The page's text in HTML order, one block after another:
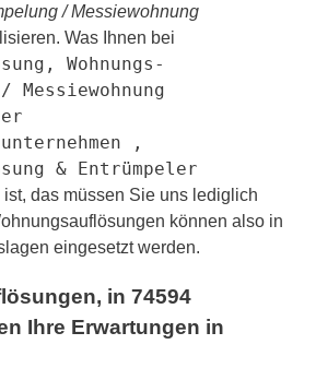
/ Messiewohnung
Was Ihnen bei
Wohnungs-
Messiewohnung
,
& Entrümpeler
das müssen Sie uns lediglich
können also in
eingesetzt werden.
in 74594
Ihre Erwartungen in